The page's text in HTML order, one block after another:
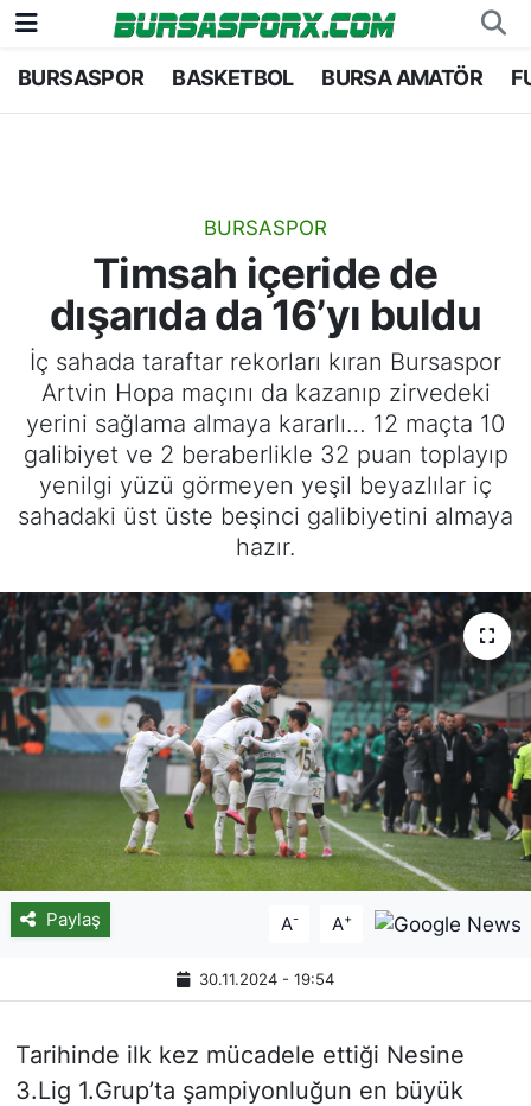
BURSASPOR BASKETBOL BURSA AMATÖR
BURSASPOR
Timsah içeride de
dışarıda da 16’yı buldu
İç sahada taraftar rekorları kıran Bursaspor
Artvin Hopa maçını da kazanıp zirvedeki
yerini sağlama almaya kararlı… 12 maçta 10
galibiyet ve 2 beraberlikle 32 puan toplayıp
yenilgi yüzü görmeyen yeşil beyazlılar iç
sahadaki üst üste beşinci galibiyetini almaya
hazır.
Paylaş A- A+
30.11.2024 - 19:54
Tarihinde ilk kez mücadele ettiği Nesine
3.Lig 1.Grup’ta şampiyonluğun en büyük
Bursaspor
Bursa Amatör
Hentbol
Voleybol
Genel
Bursa Nöbetçi Eczaneler
Bursa Trafik Yoğunluk Haritası
TFF 1.Lig Puan Durumu ve Fikstür
Tüm Manşetler
Son Dakika Haberleri
Haber Arşivi